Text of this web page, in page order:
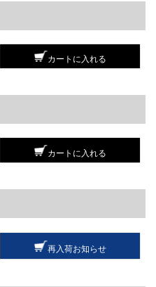
カートに入れる
カートに入れる
再入荷お知らせ